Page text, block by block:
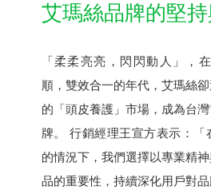
艾瑪絲品牌的堅
「柔柔亮亮，閃閃動人」，
順，雙效合一的年代，艾瑪絲
的「頭皮養護」市場，成為台
牌。 行銷經理王宣方表示：「
的情況下，我們選擇以專業精
品的重要性，持續深化用戶對